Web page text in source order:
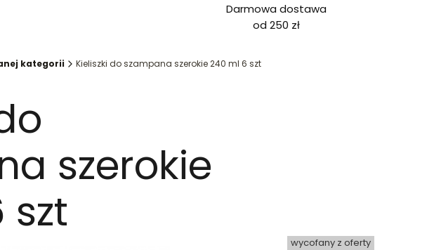
Darmowa dostawa
od 250 zł
kategorii Kieliszki do szampana szerokie 240 ml 6 szt
szerokie
szt
wycofany z oferty